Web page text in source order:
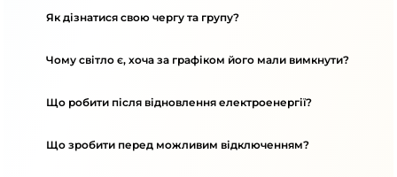
Як дізнатися свою чергу та групу?
Чому світло є, хоча за графіком його мали вимкнути?
Що робити після відновлення електроенергії?
Що зробити перед можливим відключенням?